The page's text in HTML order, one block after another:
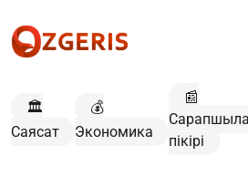
🏛️
Саясат
💰
Экономика
📰
пікірі